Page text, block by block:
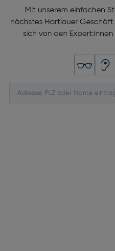
Mit unserem einfachen
nächstes Hartlauer Geschäft
sich von den